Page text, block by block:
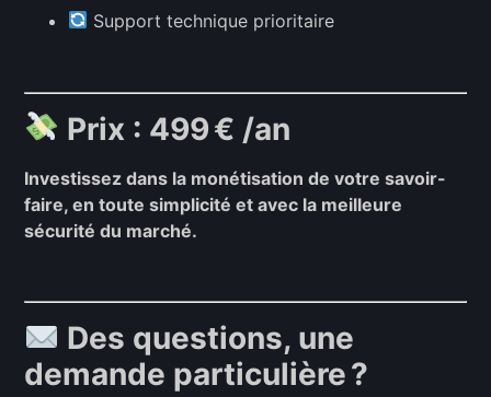
Support technique prioritaire
Prix : 499 € /an
Investissez dans la monétisation de votre savoir-
faire, en toute simplicité et avec la meilleure
sécurité du marché.
Des questions, une
demande particulière ?